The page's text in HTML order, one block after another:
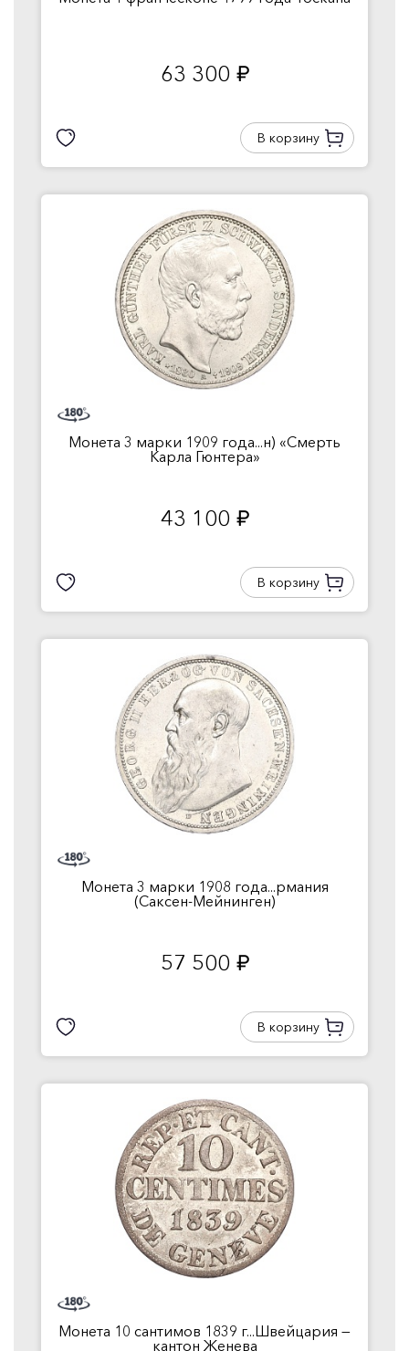
63 300 руб.
В корзину
Монета 3 марки 1909 года...н) «Смерть
Карла Гюнтера»
43 100 руб.
В корзину
Монета 3 марки 1908 года...рмания
(Саксен-Мейнинген)
57 500 руб.
В корзину
Монета 10 сантимов 1839 г...Швейцария —
кантон Женева